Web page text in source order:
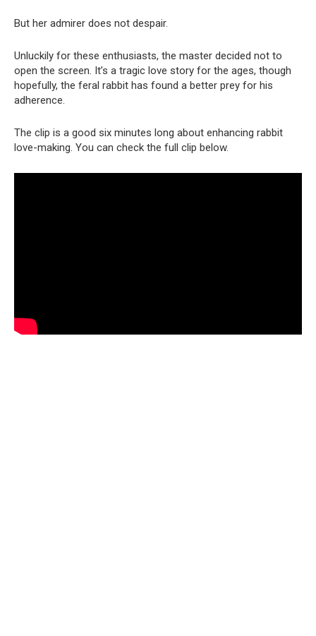
But her admirer does not despair.
Unluckily for these enthusiasts, the master decided not to
open the screen. It’s a tragic love story for the ages, though
hopefully, the feral rabbit has found a better prey for his
adherence.
The clip is a good six minutes long about enhancing rabbit
love-making. You can check the full clip below.